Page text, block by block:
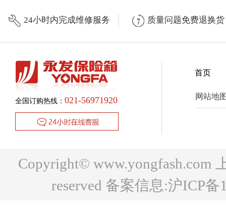
24小时内完成维修服务 质量问题免费退换货
全国订购热线： 021-56971920
首页
网站地
Copyright© www.yongfash.com
reserved 备案信息:沪ICP备